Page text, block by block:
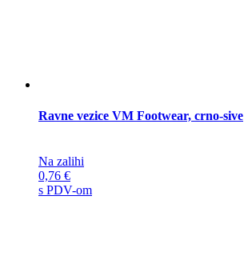
Ravne vezice VM Footwear, crno-sive
Na zalihi
0,76 €
s PDV-om